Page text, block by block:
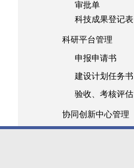
审批单
科技成果登记表
科研平台管理
申报申请书
建设计划任务书
验收、考核评估
协同创新中心管理